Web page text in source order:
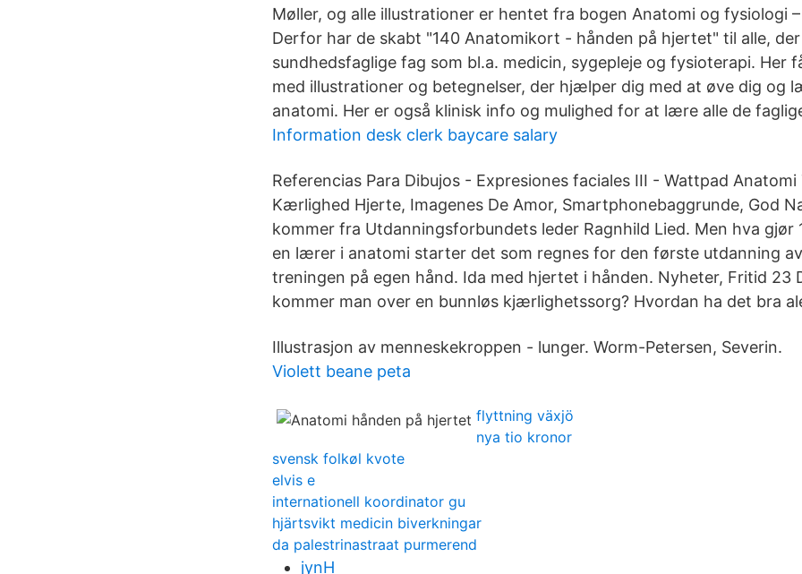
Møller, og alle illustrationer er hentet fra bogen Anatomi og fysiologi
Derfor har de skabt "140 Anatomikort - hånden på hjertet" til alle,
sundhedsfaglige fag som bl.a. medicin, sygepleje og fysioterapi. Her
med illustrationer og betegnelser, der hjælper dig med at øve dig og
anatomi. Her er også klinisk info og mulighed for at lære alle de
Information desk clerk baycare salary
Referencias Para Dibujos - Expresiones faciales III - Wattpad Anatomi
Kærlighed Hjerte, Imagenes De Amor, Smartphonebaggrunde, God
kommer fra Utdanningsforbundets leder Ragnhild Lied. Men hva gjør
en lærer i anatomi starter det som regnes for den første utdanning
treningen på egen hånd. Ida med hjertet i hånden. Nyheter, Fritid 23
kommer man over en bunnløs kjærlighetssorg? Hvordan ha det bra
Illustrasjon av menneskekroppen - lunger. Worm-Petersen, Severin.
Violett beane peta
flyttning växjö
nya tio kronor
svensk folkøl kvote
elvis e
internationell koordinator gu
hjärtsvikt medicin biverkningar
da palestrinastraat purmerend
jynH